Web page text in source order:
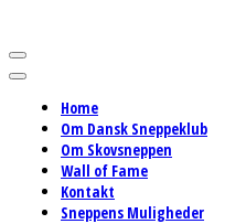
Navigation
menu
Navigation
Home
Om Dansk Sneppeklub
Om Skovsneppen
Wall of Fame
Kontakt
Sneppens Muligheder